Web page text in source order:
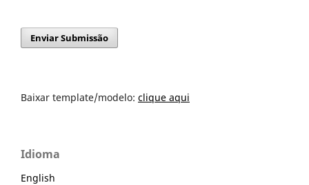
Enviar Submissão
Baixar template/modelo: clique aqui
Idioma
English